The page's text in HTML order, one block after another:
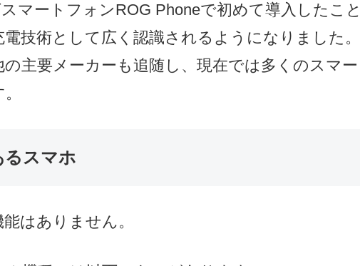
マートフォンROG Phoneで初めて導入したこと
技術として広く認識されるようになりました。
主要メーカーも追随し、現在では多くのスマー
るスマホ
はありません。